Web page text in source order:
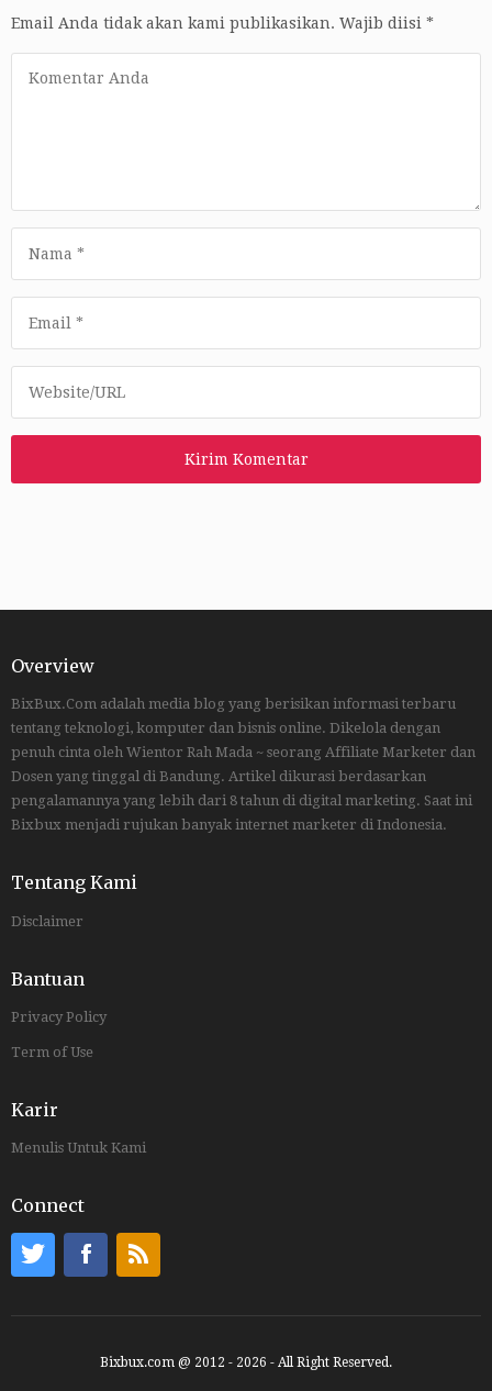
Email Anda tidak akan kami publikasikan. Wajib diisi *
Overview
BixBux.Com adalah media blog yang berisikan informasi terbaru
tentang teknologi, komputer dan bisnis online. Dikelola dengan
penuh cinta oleh Wientor Rah Mada ~ seorang Affiliate Marketer dan
Dosen yang tinggal di Bandung. Artikel dikurasi berdasarkan
pengalamannya yang lebih dari 8 tahun di digital marketing. Saat ini
Bixbux menjadi rujukan banyak internet marketer di Indonesia.
Tentang Kami
Disclaimer
Bantuan
Privacy Policy
Term of Use
Karir
Menulis Untuk Kami
Connect
Bixbux.com @ 2012 - 2026 - All Right Reserved.